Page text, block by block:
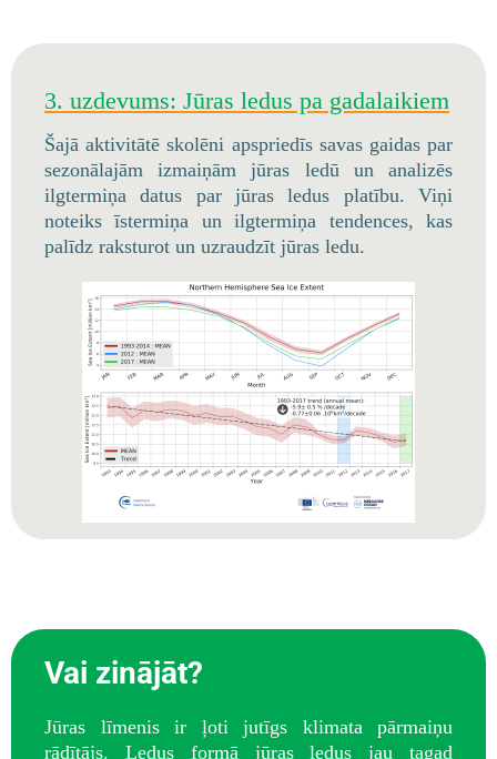
3. uzdevums: Jūras ledus pa gadalaikiem
Šajā aktivitātē skolēni apspriedīs savas gaidas par
sezonālajām izmaiņām jūras ledū un analizēs
ilgtermiņa datus par jūras ledus platību. Viņi
noteiks īstermiņa un ilgtermiņa tendences, kas
palīdz raksturot un uzraudzīt jūras ledu.
Vai zinājāt?
Jūras līmenis ir ļoti jutīgs klimata pārmaiņu
rādītājs. Ledus formā jūras ledus jau tagad